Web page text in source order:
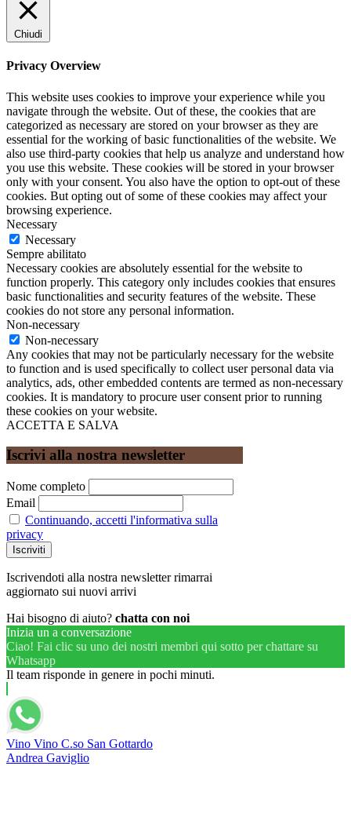
Chiudi
Privacy Overview
This website uses cookies to improve your experience while you
navigate through the website. Out of these, the cookies that are
categorized as necessary are stored on your browser as they are
essential for the working of basic functionalities of the website. We
also use third-party cookies that help us analyze and understand how
you use this website. These cookies will be stored in your browser
only with your consent. You also have the option to opt-out of these
cookies. But opting out of some of these cookies may affect your
browsing experience.
Necessary
Necessary
Sempre abilitato
Necessary cookies are absolutely essential for the website to
function properly. This category only includes cookies that ensures
basic functionalities and security features of the website. These
cookies do not store any personal information.
Non-necessary
Non-necessary
Any cookies that may not be particularly necessary for the website
to function and is used specifically to collect user personal data via
analytics, ads, other embedded contents are termed as non-necessary
cookies. It is mandatory to procure user consent prior to running
these cookies on your website.
ACCETTA E SALVA
Iscrivi alla nostra newsletter
Nome completo
Email
Continuando, accetti l'informativa sulla
privacy
Iscrivendoti alla nostra newsletter rimarrai
aggiornato sui nuovi arrivi
Hai bisogno di aiuto? chatta con noi
Inizia un a conversazione
Ciao! Fai clic su uno dei nostri membri qui sotto per chattare su
Whatsapp
Il team risponde in genere in pochi minuti.
Vino Vino C.so San Gottardo
Andrea Gaviglio